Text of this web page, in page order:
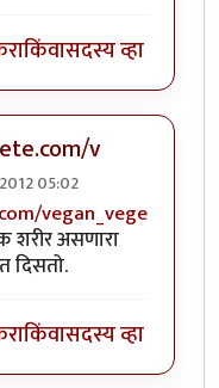
किंवासदस्य व्हा
v
05:02
आणि सगळेby
vegan_vege
शरीर असणारा
दिसतो.
किंवासदस्य व्हा